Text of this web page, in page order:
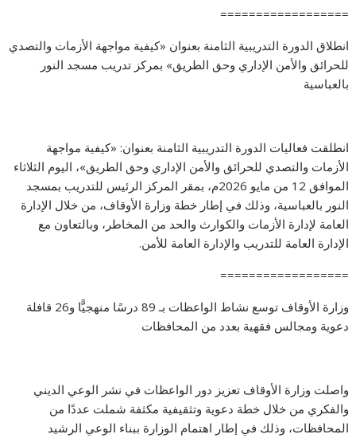
==================
انطلاق الدورة التدريبية الثامنة بعنوان «كيفية مواجهة الأزمات والتصدي
للحرائق والأمن الإداري وحق الطريق» بمركز تدريب مسجد النور
بالعباسية
انطلقت فعاليات الدورة التدريبية الثامنة بعنوان: «كيفية مواجهة
الأزمات والتصدي للحرائق والأمن الإداري وحق الطريق»، اليوم الثلاثاء
الموافق 12 من مايو 2026م، بمقر المركز الرئيس للتدريب بمسجد
النور بالعباسية، وذلك في إطار خطة وزارة الأوقاف، من خلال الإدارة
العامة لإدارة الأزمات والكوارث والحد من المخاطر، وبالتعاون مع
الإدارة العامة للتدريب والإدارة العامة للأمن.
==================
وزارة الأوقاف توسع نشاط الواعظات بـ 89 درسًا منهجيًّا و26 قافلة
دعوية ومجالس فقهية بعدد من المحافظات
واصلت وزارة الأوقاف تعزيز دور الواعظات في نشر الوعي الديني
والفكري من خلال خطة دعوية وتثقيفية مكثفة شملت عددًا من
المحافظات، وذلك في إطار اهتمام الوزارة ببناء الوعي الرشيد